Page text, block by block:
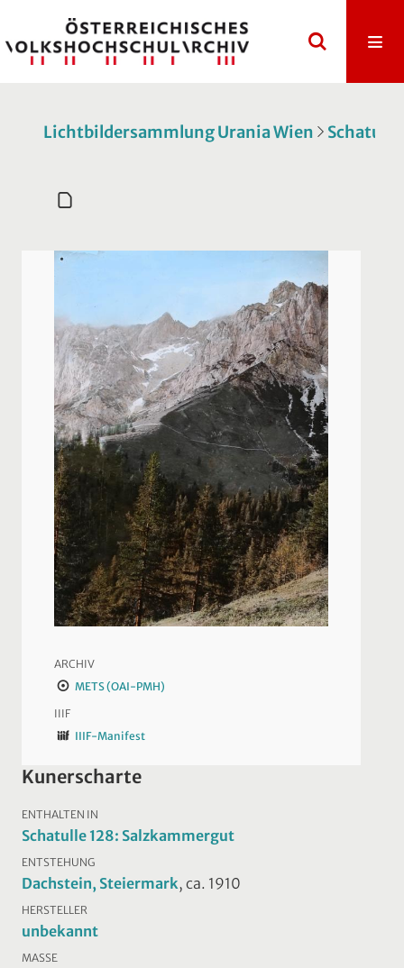
Lichtbildersammlung Urania Wien
ARCHIV
METS (OAI-PMH)
IIIF
IIIF-Manifest
Kunerscharte
ENTHALTEN IN
Schatulle 128: Salzkammergut
ENTSTEHUNG
Dachstein, Steiermark, ca. 1910
HERSTELLER
unbekannt
MASSE